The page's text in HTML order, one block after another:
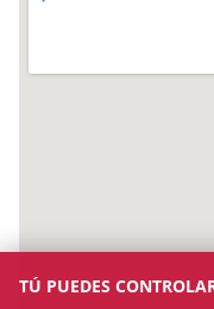
TÚ PUEDES